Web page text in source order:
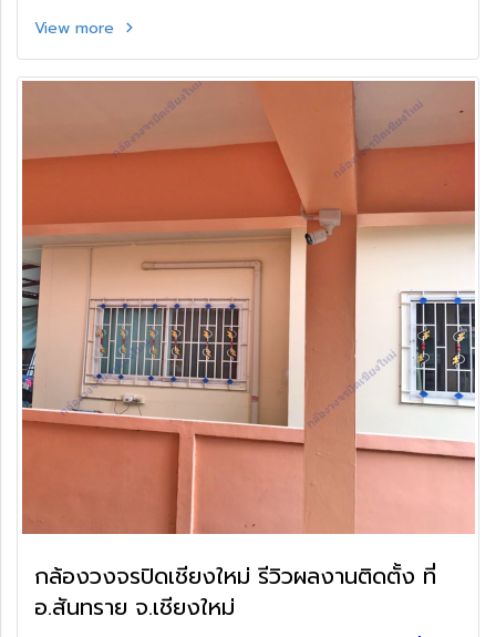
View more
กล้องวงจรปิดเชียงใหม่ รีวิวผลงานติดตั้ง ที่
อ.สันทราย จ.เชียงใหม่